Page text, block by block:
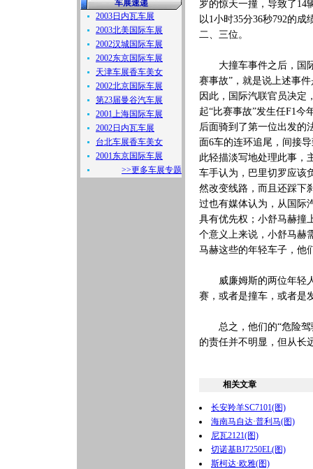
车展速递
2003日内瓦车展
2003北美国际车展
2002汉城国际车展
2002东京国际车展
天津车展香车美女
2002北京国际车展
第23届曼谷汽车展
2001上海国际车展
2002日内瓦车展
台北车展香车美女
2001东京国际车展
>>更多车展专题
罗的惊天一撞，导致了14
以1小时35分36秒792的
二、三位。
大撞车事件之后，国际
赛事故”，就是说上述事
因此，国际汽联官员决定
起“比赛事故”发生任F1
后面骑到了第一位出发的
面6车的连环追尾，间接
此轻描淡写地处理此事，
车手认为，巴里切罗应该
然改变线路，而且还踩下
过也有媒体认为，从国际
具有优先权；小舒马赫撞
个意义上来说，小舒马赫
马赫这些的年轻车子，他
威廉姆斯的两位年轻人
赛，或者是撞车，或者是
总之，他们的“危险驾
的责任并不明显，但从长
相关文章
长安羚羊SC7101(图)
海南马自达·普利马(图)
尼瓦2121(图)
切诺基BJ7250EL(图)
斯柯达·欧雅(图)